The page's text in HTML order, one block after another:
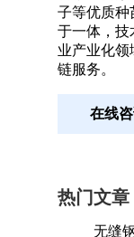
子等优质种
于一体，技
业产业化领
链服务。
在线
热门文章
无缝